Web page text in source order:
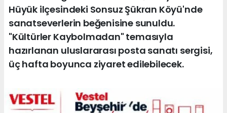
Hüyük ilçesindeki Sonsuz Şükran Köyü'nde
sanatseverlerin beğenisine sunuldu.
"Kültürler Kaybolmadan" temasıyla
hazırlanan uluslararası posta sanatı sergisi,
üç hafta boyunca ziyaret edilebilecek.